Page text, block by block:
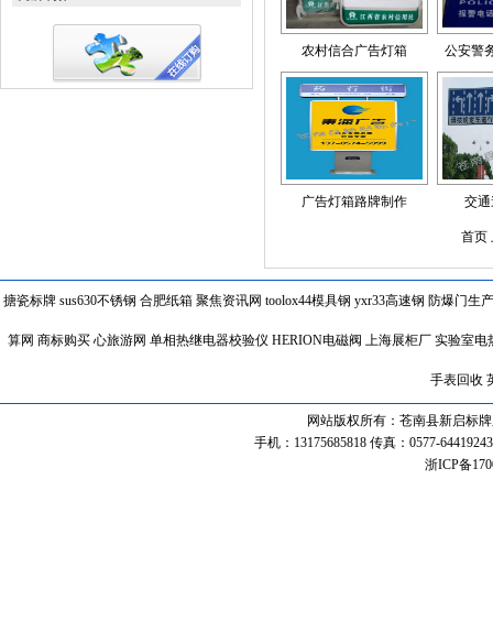
农村信合广告灯箱 公安警
广告灯箱路牌制作 交
首页
搪瓷标牌 sus630不锈钢 合肥纸箱 聚焦资讯网 toolox44模具钢 yxr33高速钢 防爆门生
算网 商标购买 心旅游网 单相热继电器校验仪 HERION电磁阀 上海展柜厂 实验室电
手表回收
网站版权所有：苍南县新启标牌
手机：13175685818 传真：0577-
浙ICP备